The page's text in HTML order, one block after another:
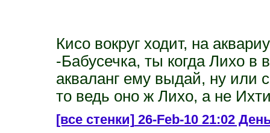
Кисо вокруг ходит, на
-Бабусечка, ты когда Лихо в
акваланг ему выдай, ну или
то ведь оно ж Лихо, а не
[все стенки]26-Feb-10 21:02